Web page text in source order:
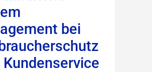
bei
Kundenservice